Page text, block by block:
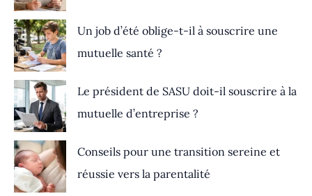
Un job d’été oblige-t-il à souscrire une
mutuelle santé ?
Le président de SASU doit-il souscrire à la
mutuelle d’entreprise ?
Conseils pour une transition sereine et
réussie vers la parentalité